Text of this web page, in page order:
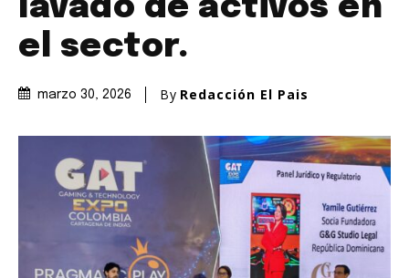
lavado de activos en
el sector.
marzo 30, 2026 By Redacción El Pais